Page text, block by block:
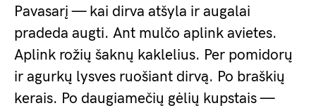
Pavasarį — kai dirva atšyla ir augalai
pradeda augti. Ant mulčo aplink avietes.
Aplink rožių šaknų kaklelius. Per pomidorų
ir agurkų lysves ruošiant dirvą. Po braškių
kerais. Po daugiamečių gėlių kupstais —